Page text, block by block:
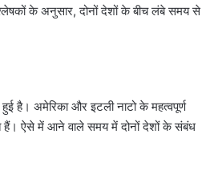
के अनुसार, दोनों देशों के बीच लंबे समय से
है। अमेरिका और इटली नाटो के महत्वपूर्ण
हैं। ऐसे में आने वाले समय में दोनों देशों के संबंध